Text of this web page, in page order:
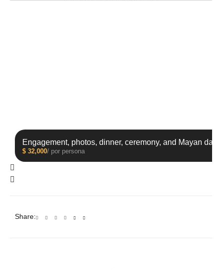
Engagement, photos, dinner, ceremony, and Mayan
$ 32,000/ por persona
Share: